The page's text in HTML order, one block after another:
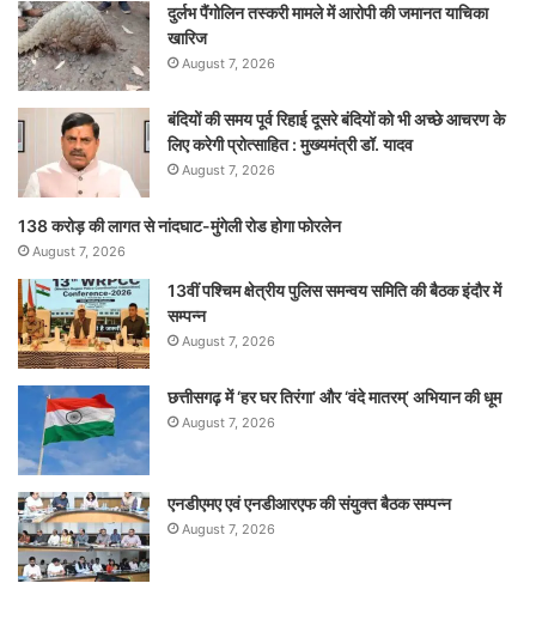
दुर्लभ पैंगोलिन तस्करी मामले में आरोपी की जमानत याचिका
खारिज
August 7, 2026
बंदियों की समय पूर्व रिहाई दूसरे बंदियों को भी अच्छे आचरण के
लिए करेगी प्रोत्साहित : मुख्यमंत्री डॉ. यादव
August 7, 2026
138 करोड़ की लागत से नांदघाट-मुंगेली रोड होगा फोरलेन
August 7, 2026
13वीं पश्चिम क्षेत्रीय पुलिस समन्वय समिति की बैठक इंदौर में
सम्पन्न
August 7, 2026
छत्तीसगढ़ में ‘हर घर तिरंगा’ और ‘वंदे मातरम्’ अभियान की धूम
August 7, 2026
एनडीएमए एवं एनडीआरएफ की संयुक्त बैठक सम्पन्न
August 7, 2026